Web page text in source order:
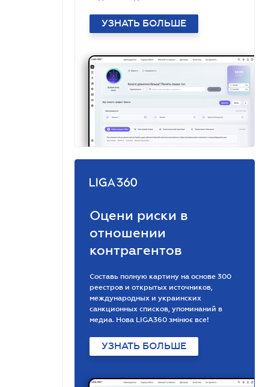
УЗНАТЬ БОЛЬШЕ
Оцени риски в
отношении
контрагентов
Составь полную картину на основе 300
реестров и открытых источников,
международных и украинских
санкционных списков, упоминаний в
медиа. Нова LIGA360 змінює все!
УЗНАТЬ БОЛЬШЕ